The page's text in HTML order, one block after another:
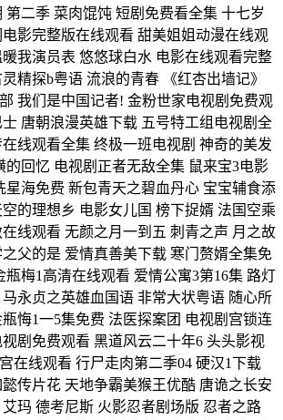
第二季 菜肉馄饨 短剧免费看全集 十七岁
影完整版在线观看 甜美姐姐动漫在线观
我演员表 悠悠球白水 电影在线观看完整
精探b粤语 流浪的青春 《红杏出墙记》
我们是中国记者! 金粉世家电视剧免费观
唐朝浪漫英雄下载 五号特工组电视剧全
线观看全集 终极一班电视剧 神奇的美发
的回忆 电视剧正者无敌全集 鼠来宝3电影
星海免费 新包青天之碧血丹心 宝宝辅食添
的理想乡 电影女儿国 榜下捉婿 法国空乘
线观看 无颜之月一到五 刺青之声 月之故
父的是 爱情真善美下载 寒门赘婿全集免
瓶梅1高清在线观看 爱情公寓3第16集 路灯
永贞之英雄血国语 非常大状粤语 随心所
悔1一5集免费 法医探案团 电视剧宫锁连
剧免费观看 黑道风云二十年6 头头影视
在线观看 行尸走肉第二季04 硬汉1下载
传片花 天地争霸美猴王优酷 唐诡之长安
玛 德考尼斯 火影忍者剧场版 忍者之路